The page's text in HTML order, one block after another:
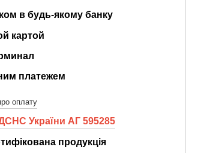
AQUASILA 77Т
грн. з ПДВ
в будь-якому банку
картой
платежем
оплату
ДСНС України АГ 595285
продукція